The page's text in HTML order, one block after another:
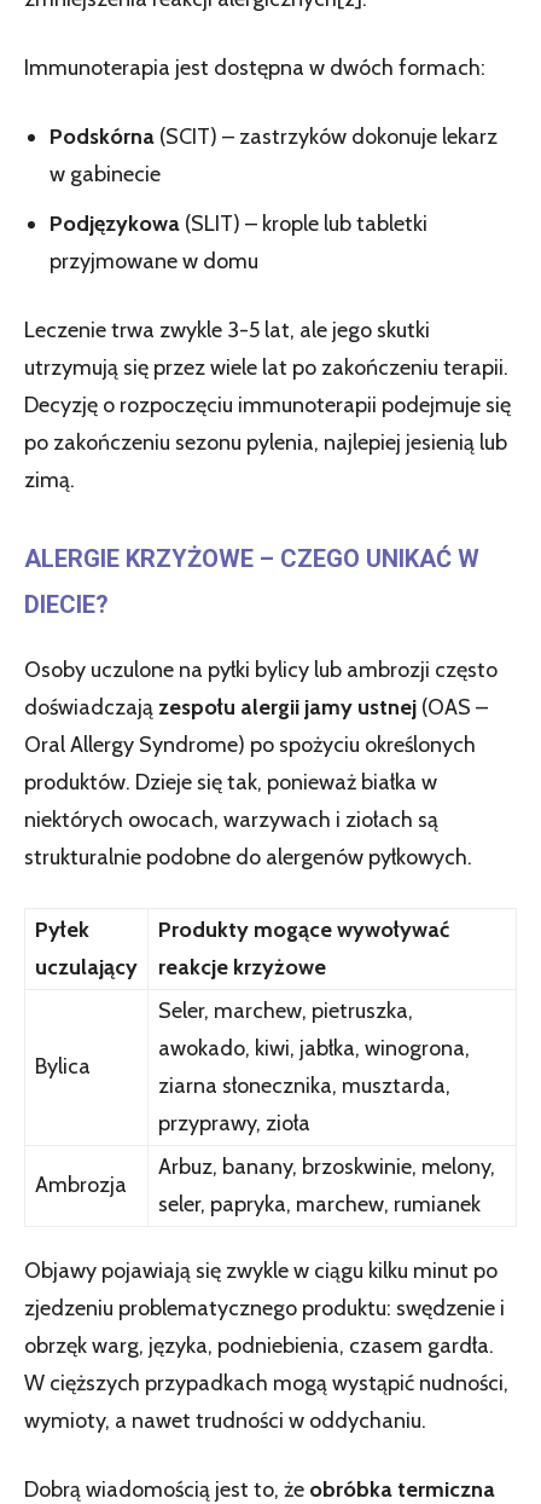
Immunoterapia jest dostępna w dwóch formach:
Podskórna (SCIT) – zastrzyków dokonuje lekarz
w gabinecie
Podjęzykowa (SLIT) – krople lub tabletki
przyjmowane w domu
Leczenie trwa zwykle 3-5 lat, ale jego skutki
utrzymują się przez wiele lat po zakończeniu terapii.
Decyzję o rozpoczęciu immunoterapii podejmuje się
po zakończeniu sezonu pylenia, najlepiej jesienią lub
zimą.
ALERGIE KRZYŻOWE – CZEGO UNIKAĆ W
DIECIE?
Osoby uczulone na pyłki bylicy lub ambrozji często
doświadczajązespołu alergii jamy ustnej (OAS –
Oral Allergy Syndrome) po spożyciu określonych
produktów. Dzieje się tak, ponieważ białka w
niektórych owocach, warzywach i ziołach są
strukturalnie podobne do alergenów pyłkowych.
Pyłek
uczulający
Produkty mogące wywoływać
reakcje krzyżowe
Bylica
Seler, marchew, pietruszka,
awokado, kiwi, jabłka, winogrona,
ziarna słonecznika, musztarda,
przyprawy, zioła
Ambrozja
Arbuz, banany, brzoskwinie, melony,
seler, papryka, marchew, rumianek
Objawy pojawiają się zwykle w ciągu kilku minut po
zjedzeniu problematycznego produktu: swędzenie i
obrzęk warg, języka, podniebienia, czasem gardła.
W cięższych przypadkach mogą wystąpić nudności,
wymioty, a nawet trudności w oddychaniu.
Dobrą wiadomością jest to, że obróbka termiczna